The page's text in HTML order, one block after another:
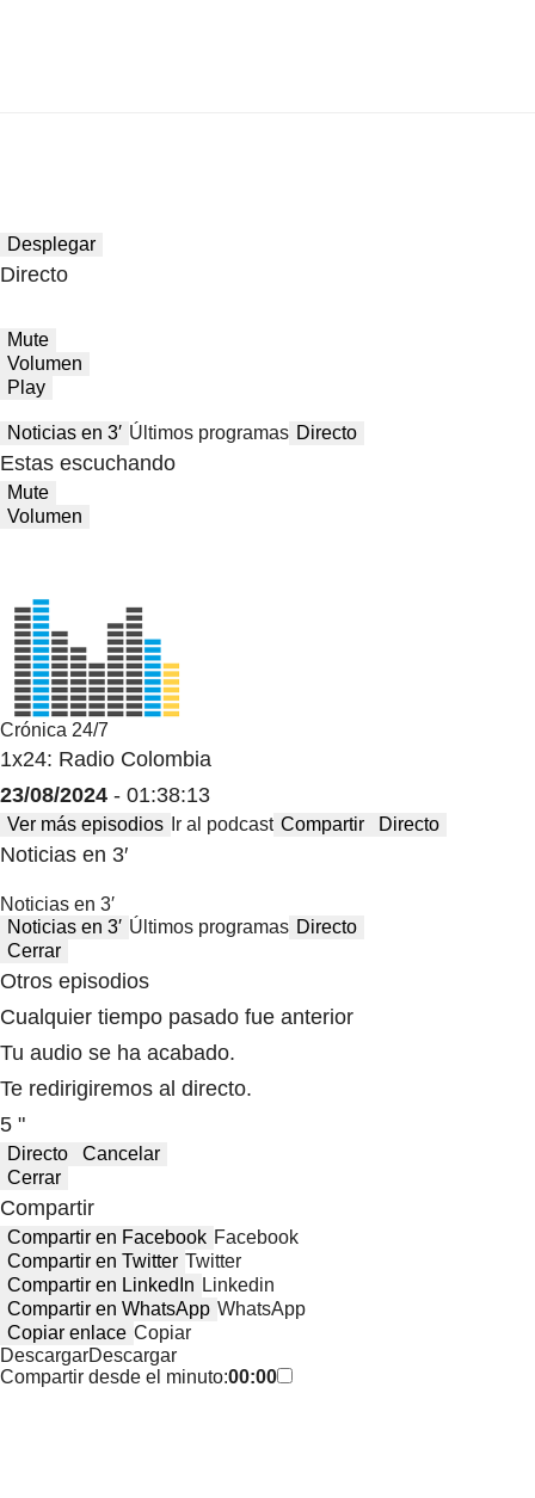
Desplegar
Directo
Mute
Volumen
Play
Noticias en 3′ Últimos programas Directo
Estas escuchando
Mute
Volumen
Crónica 24/7
1x24: Radio Colombia
23/08/2024 - 01:38:13
Ver más episodios Ir al podcast Compartir Directo
Noticias en 3′
Noticias en 3′
Noticias en 3′ Últimos programas Directo
Cerrar
Otros episodios
Cualquier tiempo pasado fue anterior
Tu audio se ha acabado.
Te redirigiremos al directo.
5 "
Directo
Cancelar
Cerrar
Compartir
Compartir en Facebook Facebook
Compartir en Twitter Twitter
Compartir en LinkedIn Linkedin
Compartir en WhatsApp WhatsApp
Copiar enlace Copiar
DescargarDescargar
Compartir desde el minuto:00:00